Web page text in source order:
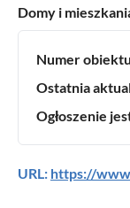
Domy i
Numer
Ostatnia
Ogłoszenie
URL: https://